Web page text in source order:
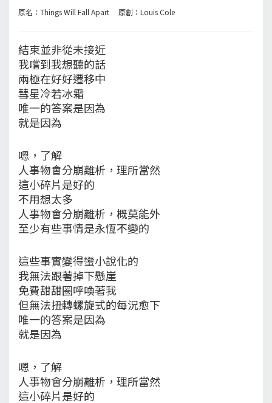
原名：Things Will Fall Apart 原創：Louis Cole
結束並非從未接近
我嚐到我想聽的話
兩極在好好遷移中
彗星冷若冰霜
唯一的答案是因為
就是因為
嗯，了解
人事物會分崩離析，理所當然
這小碎片是好的
不用想太多
人事物會分崩離析，概莫能外
至少有些事情是永恆不變的
這些事實變得蠻小說化的
我無法跟著掉下懸崖
免費甜甜圈呼喚著我
但無法扭轉螺旋式的每況愈下
唯一的答案是因為
就是因為
嗯，了解
人事物會分崩離析，理所當然
這小碎片是好的